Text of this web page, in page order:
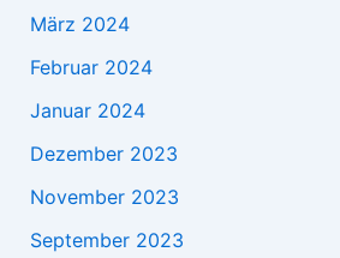
März 2024
Februar 2024
Januar 2024
Dezember 2023
November 2023
September 2023